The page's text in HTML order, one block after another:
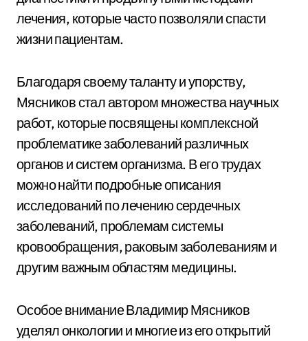
лечения, которые часто позволяли спасти
жизни пациентам.
Благодаря своему таланту и упорству,
Мясников стал автором множества научных
работ, которые посвящены комплексной
проблематике заболеваний различных
органов и систем организма. В его трудах
можно найти подробные описания
исследований по лечению сердечных
заболеваний, проблемам системы
кровообращения, раковым заболеваниям и
другим важным областям медицины.
Особое внимание Владимир Мясников
уделял онкологии и многие из его открытий